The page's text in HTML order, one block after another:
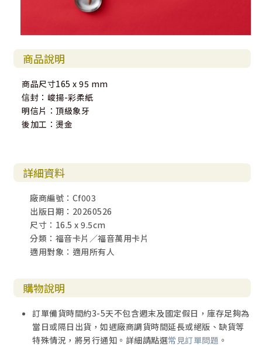
商品說明
商品尺寸165 x 95 mm
信封：峻揚-彩柔紙
明信片：頂級象牙
後加工：燙金
詳細資料
廠商編號：Cf003
出版日期：20260526
尺寸：16.5 x 9.5cm
分類：福音卡片／福音萬用卡片
適用對象：適用所有人
購物說明
訂單備貨時間約3-5天不包含週末及國定假日，庫存足夠為
當日或隔日出貨，如遇廠商調貨時間延長或絕版、缺貨等
特殊情況，將另行通知。詳細請點選常見訂單問題 。